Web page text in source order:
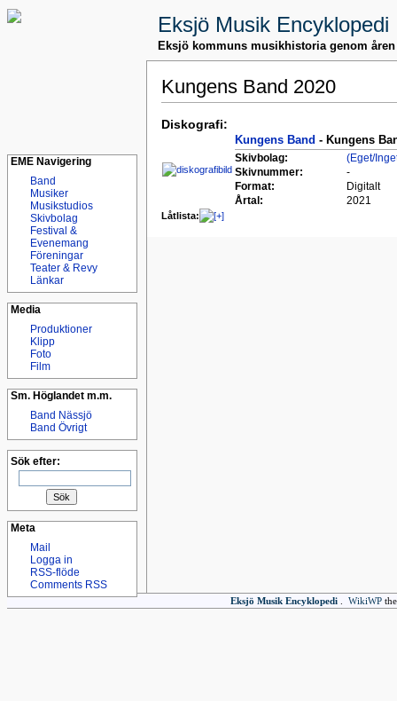
Eksjö Musik Encyklopedi
Eksjö kommuns musikhistoria genom åren
EME Navigering
Band
Musiker
Musikstudios
Skivbolag
Festival &
Evenemang
Föreningar
Teater & Revy
Länkar
Media
Produktioner
Klipp
Foto
Film
Sm. Höglandet m.m.
Band Nässjö
Band Övrigt
Sök efter:
Meta
Mail
Logga in
RSS-flöde
Comments RSS
Kungens Band 2020
Diskografi:
Kungens Band - Kungens
Skivbolag:
(Eget/
Skivnummer:
-
Format:
Digitalt
Årtal:
2021
Låtlista:
Eksjö Musik Encyklopedi. WikiWP